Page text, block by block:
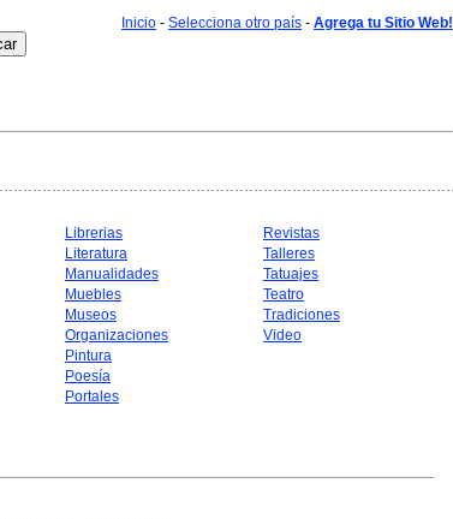
Inicio - Selecciona otro país - Agrega tu Sitio Web!
Librerias
Literatura
Manualidades
Muebles
Museos
Organizaciones
Pintura
Poesía
Portales
Revistas
Talleres
Tatuajes
Teatro
Tradiciones
Video